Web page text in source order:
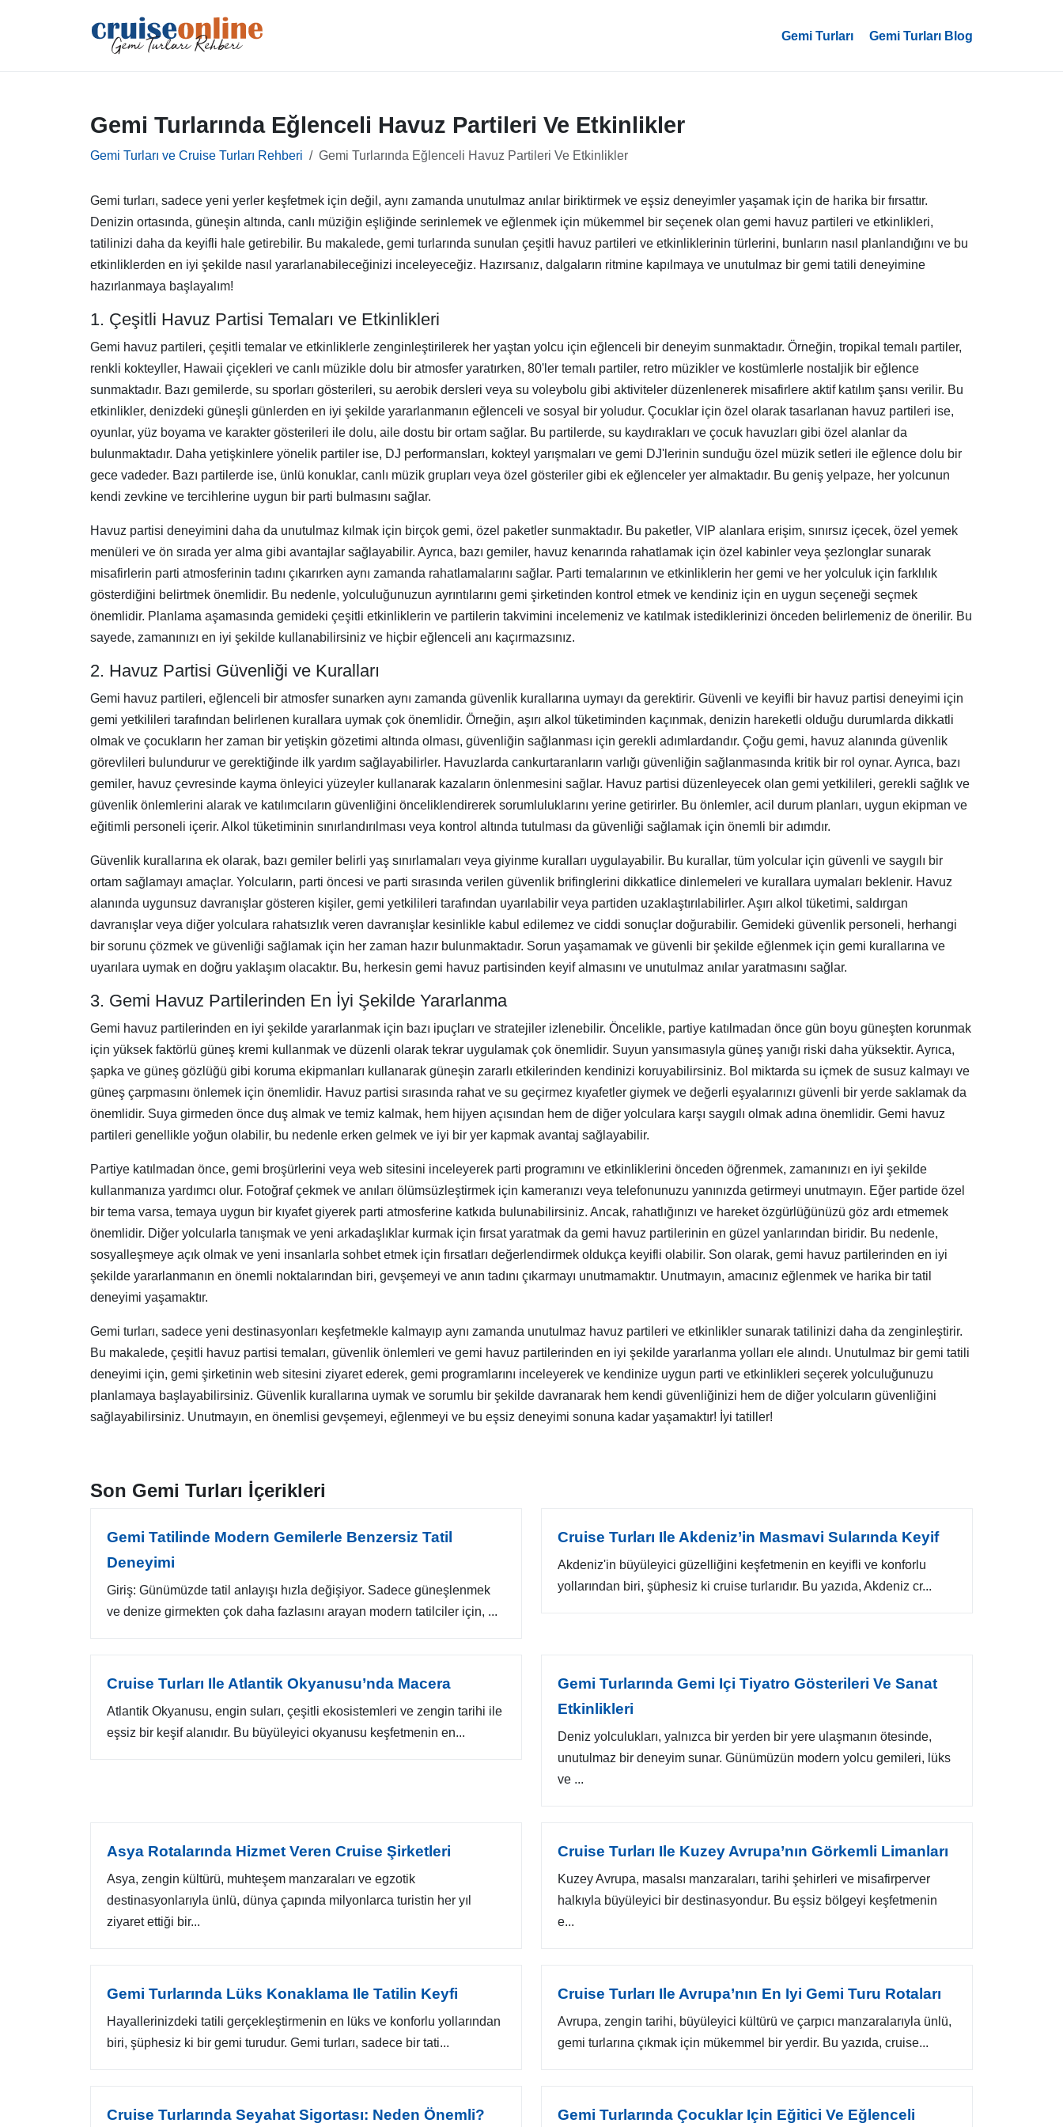
Gemi Turları Gemi Turları Blog
Gemi Turlarında Eğlenceli Havuz Partileri Ve Etkinlikler
Gemi Turları ve Cruise Turları Rehberi Gemi Turlarında Eğlenceli Havuz Partileri Ve Etkinlikler
Gemi turları, sadece yeni yerler keşfetmek için değil, aynı zamanda unutulmaz anılar biriktirmek ve eşsiz deneyimler yaşamak için de harika bir fırsattır.
Denizin ortasında, güneşin altında, canlı müziğin eşliğinde serinlemek ve eğlenmek için mükemmel bir seçenek olan gemi havuz partileri ve etkinlikleri,
tatilinizi daha da keyifli hale getirebilir. Bu makalede, gemi turlarında sunulan çeşitli havuz partileri ve etkinliklerinin türlerini, bunların nasıl planlandığını ve bu
etkinliklerden en iyi şekilde nasıl yararlanabileceğinizi inceleyeceğiz. Hazırsanız, dalgaların ritmine kapılmaya ve unutulmaz bir gemi tatili deneyimine
hazırlanmaya başlayalım!
1. Çeşitli Havuz Partisi Temaları ve Etkinlikleri
Gemi havuz partileri, çeşitli temalar ve etkinliklerle zenginleştirilerek her yaştan yolcu için eğlenceli bir deneyim sunmaktadır. Örneğin, tropikal temalı partiler,
renkli kokteyller, Hawaii çiçekleri ve canlı müzikle dolu bir atmosfer yaratırken, 80'ler temalı partiler, retro müzikler ve kostümlerle nostaljik bir eğlence
sunmaktadır. Bazı gemilerde, su sporları gösterileri, su aerobik dersleri veya su voleybolu gibi aktiviteler düzenlenerek misafirlere aktif katılım şansı verilir. Bu
etkinlikler, denizdeki güneşli günlerden en iyi şekilde yararlanmanın eğlenceli ve sosyal bir yoludur. Çocuklar için özel olarak tasarlanan havuz partileri ise,
oyunlar, yüz boyama ve karakter gösterileri ile dolu, aile dostu bir ortam sağlar. Bu partilerde, su kaydırakları ve çocuk havuzları gibi özel alanlar da
bulunmaktadır. Daha yetişkinlere yönelik partiler ise, DJ performansları, kokteyl yarışmaları ve gemi DJ'lerinin sunduğu özel müzik setleri ile eğlence dolu bir
gece vadeder. Bazı partilerde ise, ünlü konuklar, canlı müzik grupları veya özel gösteriler gibi ek eğlenceler yer almaktadır. Bu geniş yelpaze, her yolcunun
kendi zevkine ve tercihlerine uygun bir parti bulmasını sağlar.
Havuz partisi deneyimini daha da unutulmaz kılmak için birçok gemi, özel paketler sunmaktadır. Bu paketler, VIP alanlara erişim, sınırsız içecek, özel yemek
menüleri ve ön sırada yer alma gibi avantajlar sağlayabilir. Ayrıca, bazı gemiler, havuz kenarında rahatlamak için özel kabinler veya şezlonglar sunarak
misafirlerin parti atmosferinin tadını çıkarırken aynı zamanda rahatlamalarını sağlar. Parti temalarının ve etkinliklerin her gemi ve her yolculuk için farklılık
gösterdiğini belirtmek önemlidir. Bu nedenle, yolculuğunuzun ayrıntılarını gemi şirketinden kontrol etmek ve kendiniz için en uygun seçeneği seçmek
önemlidir. Planlama aşamasında gemideki çeşitli etkinliklerin ve partilerin takvimini incelemeniz ve katılmak istediklerinizi önceden belirlemeniz de önerilir. Bu
sayede, zamanınızı en iyi şekilde kullanabilirsiniz ve hiçbir eğlenceli anı kaçırmazsınız.
2. Havuz Partisi Güvenliği ve Kuralları
Gemi havuz partileri, eğlenceli bir atmosfer sunarken aynı zamanda güvenlik kurallarına uymayı da gerektirir. Güvenli ve keyifli bir havuz partisi deneyimi için
gemi yetkilileri tarafından belirlenen kurallara uymak çok önemlidir. Örneğin, aşırı alkol tüketiminden kaçınmak, denizin hareketli olduğu durumlarda dikkatli
olmak ve çocukların her zaman bir yetişkin gözetimi altında olması, güvenliğin sağlanması için gerekli adımlardandır. Çoğu gemi, havuz alanında güvenlik
görevlileri bulundurur ve gerektiğinde ilk yardım sağlayabilirler. Havuzlarda cankurtaranların varlığı güvenliğin sağlanmasında kritik bir rol oynar. Ayrıca, bazı
gemiler, havuz çevresinde kayma önleyici yüzeyler kullanarak kazaların önlenmesini sağlar. Havuz partisi düzenleyecek olan gemi yetkilileri, gerekli sağlık ve
güvenlik önlemlerini alarak ve katılımcıların güvenliğini önceliklendirerek sorumluluklarını yerine getirirler. Bu önlemler, acil durum planları, uygun ekipman ve
eğitimli personeli içerir. Alkol tüketiminin sınırlandırılması veya kontrol altında tutulması da güvenliği sağlamak için önemli bir adımdır.
Güvenlik kurallarına ek olarak, bazı gemiler belirli yaş sınırlamaları veya giyinme kuralları uygulayabilir. Bu kurallar, tüm yolcular için güvenli ve saygılı bir
ortam sağlamayı amaçlar. Yolcuların, parti öncesi ve parti sırasında verilen güvenlik brifinglerini dikkatlice dinlemeleri ve kurallara uymaları beklenir. Havuz
alanında uygunsuz davranışlar gösteren kişiler, gemi yetkilileri tarafından uyarılabilir veya partiden uzaklaştırılabilirler. Aşırı alkol tüketimi, saldırgan
davranışlar veya diğer yolculara rahatsızlık veren davranışlar kesinlikle kabul edilemez ve ciddi sonuçlar doğurabilir. Gemideki güvenlik personeli, herhangi
bir sorunu çözmek ve güvenliği sağlamak için her zaman hazır bulunmaktadır. Sorun yaşamamak ve güvenli bir şekilde eğlenmek için gemi kurallarına ve
uyarılara uymak en doğru yaklaşım olacaktır. Bu, herkesin gemi havuz partisinden keyif almasını ve unutulmaz anılar yaratmasını sağlar.
3. Gemi Havuz Partilerinden En İyi Şekilde Yararlanma
Gemi havuz partilerinden en iyi şekilde yararlanmak için bazı ipuçları ve stratejiler izlenebilir. Öncelikle, partiye katılmadan önce gün boyu güneşten korunmak
için yüksek faktörlü güneş kremi kullanmak ve düzenli olarak tekrar uygulamak çok önemlidir. Suyun yansımasıyla güneş yanığı riski daha yüksektir. Ayrıca,
şapka ve güneş gözlüğü gibi koruma ekipmanları kullanarak güneşin zararlı etkilerinden kendinizi koruyabilirsiniz. Bol miktarda su içmek de susuz kalmayı ve
güneş çarpmasını önlemek için önemlidir. Havuz partisi sırasında rahat ve su geçirmez kıyafetler giymek ve değerli eşyalarınızı güvenli bir yerde saklamak da
önemlidir. Suya girmeden önce duş almak ve temiz kalmak, hem hijyen açısından hem de diğer yolculara karşı saygılı olmak adına önemlidir. Gemi havuz
partileri genellikle yoğun olabilir, bu nedenle erken gelmek ve iyi bir yer kapmak avantaj sağlayabilir.
Partiye katılmadan önce, gemi broşürlerini veya web sitesini inceleyerek parti programını ve etkinliklerini önceden öğrenmek, zamanınızı en iyi şekilde
kullanmanıza yardımcı olur. Fotoğraf çekmek ve anıları ölümsüzleştirmek için kameranızı veya telefonunuzu yanınızda getirmeyi unutmayın. Eğer partide özel
bir tema varsa, temaya uygun bir kıyafet giyerek parti atmosferine katkıda bulunabilirsiniz. Ancak, rahatlığınızı ve hareket özgürlüğünüzü göz ardı etmemek
önemlidir. Diğer yolcularla tanışmak ve yeni arkadaşlıklar kurmak için fırsat yaratmak da gemi havuz partilerinin en güzel yanlarından biridir. Bu nedenle,
sosyalleşmeye açık olmak ve yeni insanlarla sohbet etmek için fırsatları değerlendirmek oldukça keyifli olabilir. Son olarak, gemi havuz partilerinden en iyi
şekilde yararlanmanın en önemli noktalarından biri, gevşemeyi ve anın tadını çıkarmayı unutmamaktır. Unutmayın, amacınız eğlenmek ve harika bir tatil
deneyimi yaşamaktır.
Gemi turları, sadece yeni destinasyonları keşfetmekle kalmayıp aynı zamanda unutulmaz havuz partileri ve etkinlikler sunarak tatilinizi daha da zenginleştirir.
Bu makalede, çeşitli havuz partisi temaları, güvenlik önlemleri ve gemi havuz partilerinden en iyi şekilde yararlanma yolları ele alındı. Unutulmaz bir gemi tatili
deneyimi için, gemi şirketinin web sitesini ziyaret ederek, gemi programlarını inceleyerek ve kendinize uygun parti ve etkinlikleri seçerek yolculuğunuzu
planlamaya başlayabilirsiniz. Güvenlik kurallarına uymak ve sorumlu bir şekilde davranarak hem kendi güvenliğinizi hem de diğer yolcuların güvenliğini
sağlayabilirsiniz. Unutmayın, en önemlisi gevşemeyi, eğlenmeyi ve bu eşsiz deneyimi sonuna kadar yaşamaktır! İyi tatiller!
Son Gemi Turları İçerikleri
Gemi Tatilinde Modern Gemilerle Benzersiz Tatil
Deneyimi
Giriş: Günümüzde tatil anlayışı hızla değişiyor. Sadece güneşlenmek
ve denize girmekten çok daha fazlasını arayan modern tatilciler için, ...
Cruise Turları Ile Akdeniz’in Masmavi Sularında Keyif
Akdeniz'in büyüleyici güzelliğini keşfetmenin en keyifli ve konforlu
yollarından biri, şüphesiz ki cruise turlarıdır. Bu yazıda, Akdeniz cr...
Cruise Turları Ile Atlantik Okyanusu’nda Macera
Atlantik Okyanusu, engin suları, çeşitli ekosistemleri ve zengin tarihi ile
eşsiz bir keşif alanıdır. Bu büyüleyici okyanusu keşfetmenin en...
Gemi Turlarında Gemi Içi Tiyatro Gösterileri Ve Sanat
Etkinlikleri
Deniz yolculukları, yalnızca bir yerden bir yere ulaşmanın ötesinde,
unutulmaz bir deneyim sunar. Günümüzün modern yolcu gemileri, lüks
ve ...
Asya Rotalarında Hizmet Veren Cruise Şirketleri
Asya, zengin kültürü, muhteşem manzaraları ve egzotik
destinasyonlarıyla ünlü, dünya çapında milyonlarca turistin her yıl
ziyaret ettiği bir...
Cruise Turları Ile Kuzey Avrupa’nın Görkemli Limanları
Kuzey Avrupa, masalsı manzaraları, tarihi şehirleri ve misafirperver
halkıyla büyüleyici bir destinasyondur. Bu eşsiz bölgeyi keşfetmenin
e...
Gemi Turlarında Lüks Konaklama Ile Tatilin Keyfi
Hayallerinizdeki tatili gerçekleştirmenin en lüks ve konforlu yollarından
biri, şüphesiz ki bir gemi turudur. Gemi turları, sadece bir tati...
Cruise Turları Ile Avrupa’nın En Iyi Gemi Turu Rotaları
Avrupa, zengin tarihi, büyüleyici kültürü ve çarpıcı manzaralarıyla ünlü,
gemi turlarına çıkmak için mükemmel bir yerdir. Bu yazıda, cruise...
Cruise Turlarında Seyahat Sigortası: Neden Önemli? Gemi Turlarında Çocuklar Için Eğitici Ve Eğlenceli